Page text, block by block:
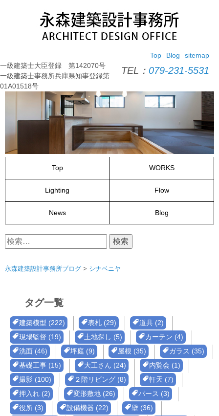
ス
キ
ッ
sitemap
Blog
Top
TEL： 079-231-5531
一級建築士大臣登録 第142070号
一級建築士事務所兵庫県知事登録第
01A01518号
Top WORKS
Lighting Flow
News Blog
検
索:
永森建築設計事務所ブログ > シナベニヤ
タグ一覧
建築模型 (222) 表札 (29)
道具 (2)
現場監督 (19)
土地探し (5)
カーテン (4)
洗面 (46)
坪庭 (9) 屋根 (35)
ガラス (35)
基礎工事 (15)
大工さん (24)
内覧会 (1)
撮影 (100)
２階リビング (8)
軒天 (7)
押入れ (2)
変形敷地 (26)
パース (3)
役所 (3)
設備機器 (22)
壁 (36)